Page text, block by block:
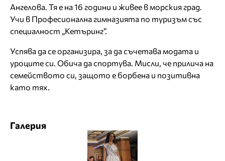
Ангелова. Тя е на 16 години и живее в морския град.
Учи в Професионална гимназията по туризъм със
специалност „Кетъринг”.
Успява да се организира, за да съчетава модата и
уроците си. Обича да спортува. Мисли, че прилича на
семейството си, защото е борбена и позитивна
като тях.
Галерия